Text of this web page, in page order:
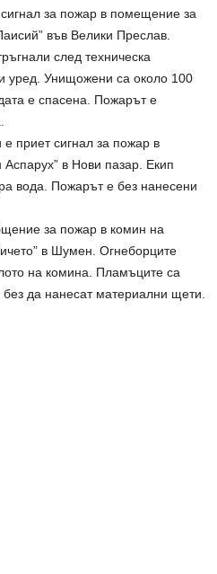
за пожар в помещение за
във Велики Преслав.
след техническа
уред. Унищожени са около 100
е спасена. Пожарът е
приет сигнал за пожар в
в Нови пазар. Екип
вода. Пожарът е без нанесени
за пожар в комин на
в Шумен. Огнеборците
на комина. Пламъците са
да нанесат материални щети.